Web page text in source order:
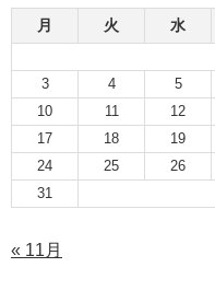
月
火 水
3
4 5
10
11 12
17
18 19
24
25 26
31
« 11月